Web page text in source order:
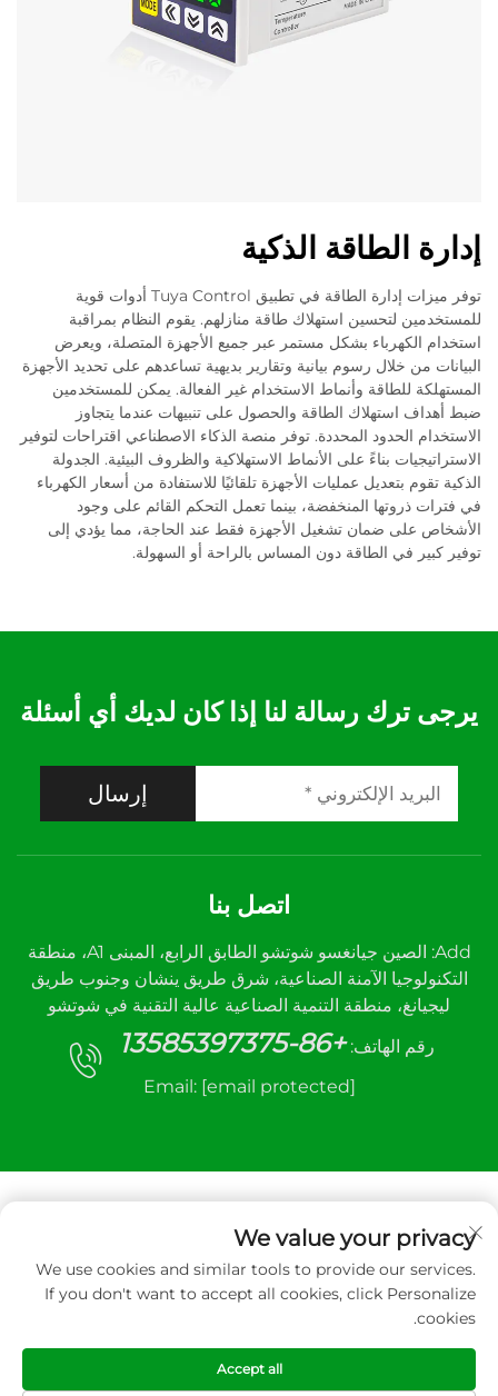
إدارة الطاقة الذكية
توفر ميزات إدارة الطاقة في تطبيق Tuya Control أدوات قوية
للمستخدمين لتحسين استهلاك طاقة منازلهم. يقوم النظام بمراقبة
استخدام الكهرباء بشكل مستمر عبر جميع الأجهزة المتصلة، ويعرض
البيانات من خلال رسوم بيانية وتقارير بديهية تساعدهم على تحديد الأجهزة
المستهلكة للطاقة وأنماط الاستخدام غير الفعالة. يمكن للمستخدمين
ضبط أهداف استهلاك الطاقة والحصول على تنبيهات عندما يتجاوز
الاستخدام الحدود المحددة. توفر منصة الذكاء الاصطناعي اقتراحات لتوفير
الاستراتيجيات بناءً على الأنماط الاستهلاكية والظروف البيئية. الجدولة
الذكية تقوم بتعديل عمليات الأجهزة تلقائيًا للاستفادة من أسعار الكهرباء
في فترات ذروتها المنخفضة، بينما تعمل التحكم القائم على وجود
الأشخاص على ضمان تشغيل الأجهزة فقط عند الحاجة، مما يؤدي إلى
توفير كبير في الطاقة دون المساس بالراحة أو السهولة.
يرجى ترك رسالة لنا إذا كان لديك أي أسئلة
إرسال
اتصل بنا
Add: الصين جيانغسو شوتشو الطابق الرابع، المبنى A1، منطقة
التكنولوجيا الآمنة الصناعية، شرق طريق ينشان وجنوب طريق
ليجيانغ، منطقة التنمية الصناعية عالية التقنية في شوتشو
رقم الهاتف: +86-13585397375
Email: [email protected]
جميع الحقوق محفوظة © ٢٠٢٥ لشركة شوتشو سانهي
لمعدات التحكم الآلي المحدودة.
We value your privacy
We use cookies and similar tools to provide our services.
If you don't want to accept all cookies, click Personalize
cookies.
Accept all